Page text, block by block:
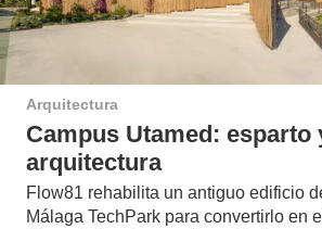
Arquitectura
Campus Utamed: esparto
arquitectura
Flow81 rehabilita un antiguo edificio
Málaga TechPark para convertirlo en